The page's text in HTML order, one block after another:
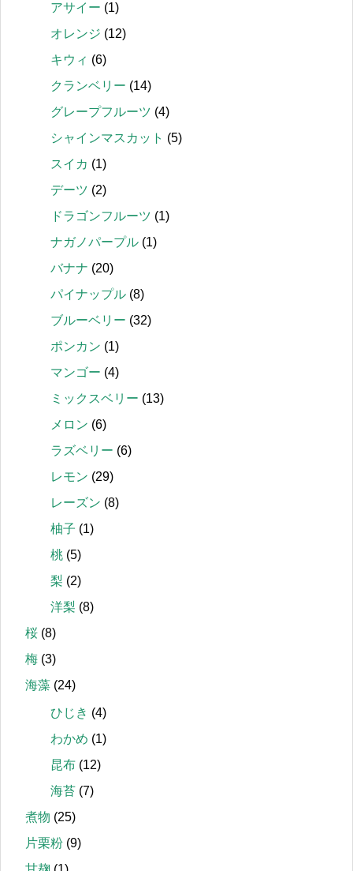
アサイー (1)
オレンジ (12)
キウィ (6)
クランベリー (14)
グレープフルーツ (4)
シャインマスカット (5)
スイカ (1)
デーツ (2)
ドラゴンフルーツ (1)
ナガノパープル (1)
バナナ (20)
パイナップル (8)
ブルーベリー (32)
ポンカン (1)
マンゴー (4)
ミックスベリー (13)
メロン (6)
ラズベリー (6)
レモン (29)
レーズン (8)
柚子 (1)
桃 (5)
梨 (2)
洋梨 (8)
桜 (8)
梅 (3)
海藻 (24)
ひじき (4)
わかめ (1)
昆布 (12)
海苔 (7)
煮物 (25)
片栗粉 (9)